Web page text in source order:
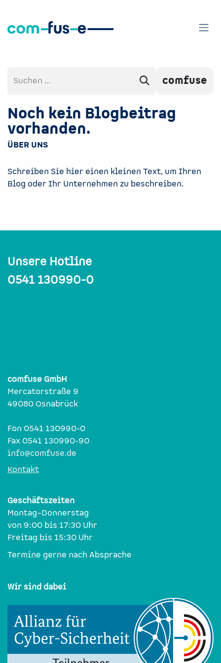
comfuse
Noch kein Blogbeitrag
vorhanden.
ÜBER UNS
Schreiben Sie hier einen kleinen Text, um Ihren
Blog oder Ihr Unternehmen zu beschreiben.
Unsere Hotline
0541 130990-0
Wir sind dabei
Geschäftszeiten
Montag–Donnerstag
von 9:00 bis 17:30 Uhr
Freitag bis 15:30 Uhr
Termine gerne nach Absprache
comfuse GmbH
Mercatorstraße 9
49080 Osnabrück
Fon 0541 130990-0
Fax 0541 130990-90
info@comfuse.de
Kontakt